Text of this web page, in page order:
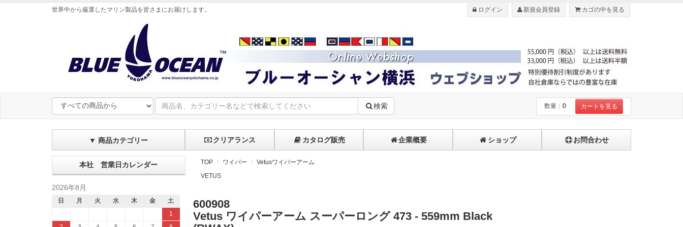
世界中から厳選したマリン製品を皆さまにお届けします。 ログイン 新規会員登録 カゴの中を見る
検索 数量： 0 カートを見る
▼ 商品カテゴリー クリアランス カタログ販売 企業概要 ショップ お問合わせ
TOP ワイパー
Vetusワイパーアーム
VETUS
600908
Vetus ワイパーアーム スーパーロング 473 - 559mm Black
本社 営業日カレンダー
2026年8月
日 月 火 水 木 金
土
1